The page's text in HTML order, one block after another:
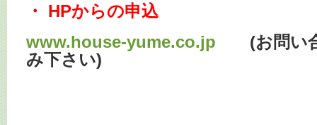
・ HPからの申込
www.house-yume.co.jp (お問い合
み下さい)